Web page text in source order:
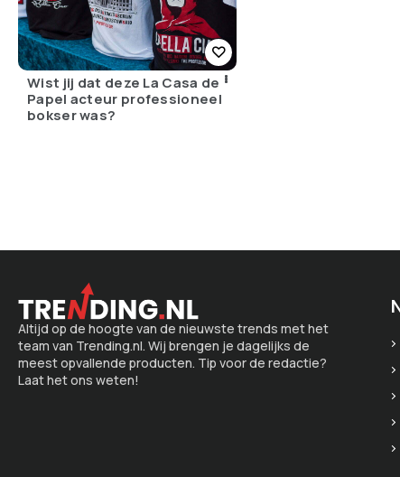
Wist jij dat deze La Casa de
Papel acteur professioneel
bokser was?
Altijd op de hoogte van de nieuwste trends met het
team van Trending.nl. Wij brengen je dagelijks de
meest opvallende producten. Tip voor de redactie?
Laat het ons weten!